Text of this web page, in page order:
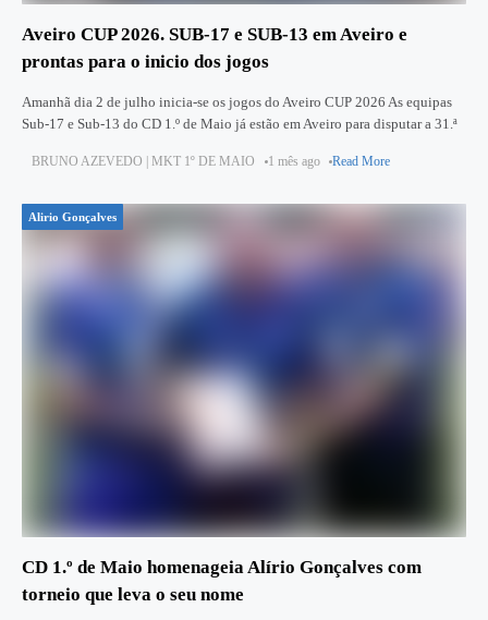
Aveiro CUP 2026. SUB-17 e SUB-13 em Aveiro e
prontas para o inicio dos jogos
Amanhã dia 2 de julho inicia-se os jogos do Aveiro CUP 2026 As equipas
Sub-17 e Sub-13 do CD 1.º de Maio já estão em Aveiro para disputar a 31.ª
BRUNO AZEVEDO | MKT 1º DE MAIO 1 mês ago Read More
Alirio Gonçalves
CD 1.º de Maio homenageia Alírio Gonçalves com
torneio que leva o seu nome